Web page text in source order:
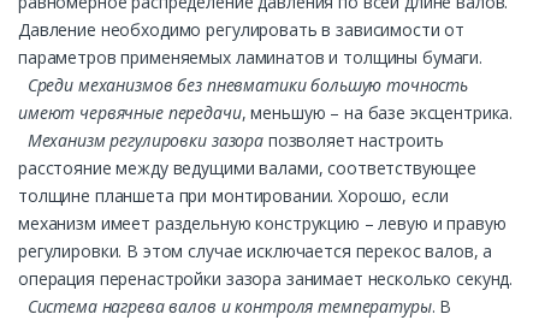
Давление необходимо регулировать в зависимости от
параметров применяемых ламинатов и толщины бумаги.
Среди механизмов без пневматики большую точность
имеют червячные передачи, меньшую – на базе эксцентрика.
Механизм регулировки зазорапозволяет настроить
расстояние между ведущими валами, соответствующее
толщине планшета при монтировании. Хорошо, если
механизм имеет раздельную конструкцию – левую и правую
регулировки. В этом случае исключается перекос валов, а
операция перенастройки зазора занимает несколько секунд.
Система нагрева валов и контроля температуры. В